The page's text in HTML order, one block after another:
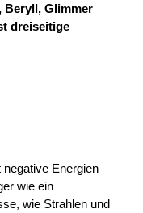
Beryll, Glimmer
dreiseitige
negative Energien
wie ein
wie Strahlen und